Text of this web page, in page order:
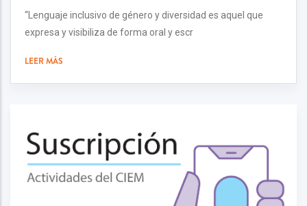
“Lenguaje inclusivo de género y diversidad es aquel que
expresa y visibiliza de forma oral y escr
LEER MÁS